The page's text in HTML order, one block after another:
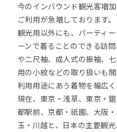
今のインバウンド観光客増
ご利用が急増しております。
観光用以外にも、パーティ
ーンで着ることのできる訪
や二尺袖、成人式の振袖、
用の小紋などの取り扱いも
利用用途にあう着物を幅広く
現在、東京・浅草、東京・
都駅前、京都・祇園、大阪
玉・川越と、日本の主要観